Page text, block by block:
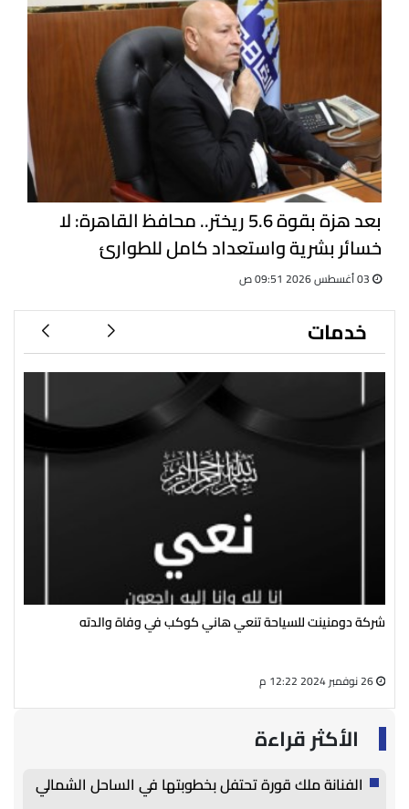
بعد هزة بقوة 5.6 ريختر.. محافظ القاهرة: لا
خسائر بشرية واستعداد كامل للطوارئ
خدمات
شركة دومنينت للسياحة تنعي هاني كوكب في وفاة والدته
الأكثر قراءة
الفنانة ملك قورة تحتفل بخطوبتها في الساحل الشمالي